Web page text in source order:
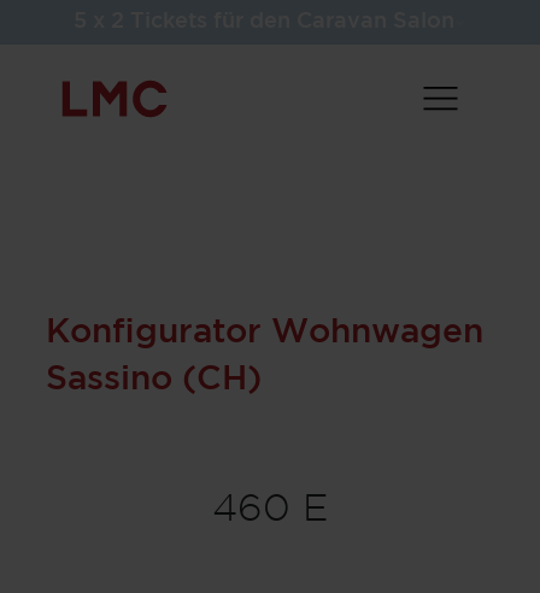
Konfigurator Wohnwagen
Sassino (CH)
460 E